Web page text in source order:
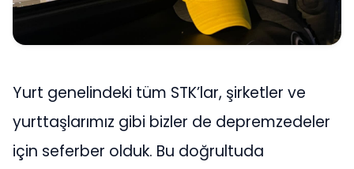
Yurt genelindeki tüm STK’lar, şirketler ve
yurttaşlarımız gibi bizler de depremzedeler
için seferber olduk. Bu doğrultuda